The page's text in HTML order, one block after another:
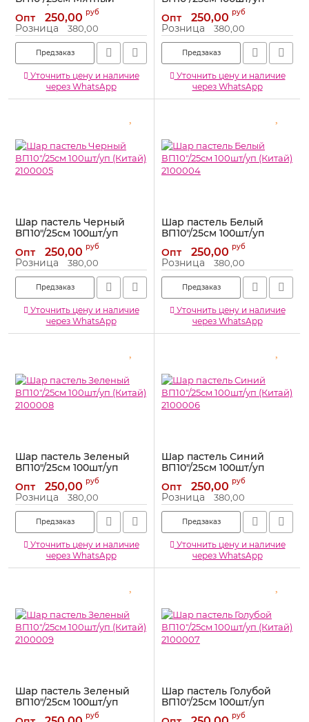
100шт/уп (Китай) 2100015
Артикул: 2100015
Опт 250,00 руб
Розница 380,00
Предзаказ
Уточнить цену и наличие
через WhatsApp
(Китай) 2100016
Артикул: 2100016
Опт 250,00 руб
Розница 380,00
Предзаказ
Уточнить цену и наличие
через WhatsApp
Шар пастель Черный
ВП10"/25см 100шт/уп
(Китай) 2100005
Артикул: 2100005
Опт 250,00 руб
Розница 380,00
Предзаказ
Уточнить цену и наличие
через WhatsApp
Шар пастель Белый
ВП10"/25см 100шт/уп
(Китай) 2100004
Артикул: 2100004
Опт 250,00 руб
Розница 380,00
Предзаказ
Уточнить цену и наличие
через WhatsApp
Шар пастель Зеленый
ВП10"/25см 100шт/уп
(Китай) 2100008
Артикул: 2100008
Опт 250,00 руб
Розница 380,00
Предзаказ
Уточнить цену и наличие
через WhatsApp
Шар пастель Синий
ВП10"/25см 100шт/уп
(Китай) 2100006
Артикул: 2100006
Опт 250,00 руб
Розница 380,00
Предзаказ
Уточнить цену и наличие
через WhatsApp
Шар пастель Зеленый
ВП10"/25см 100шт/уп
(Китай) 2100009
руб
Шар пастель Голубой
ВП10"/25см 100шт/уп
(Китай) 2100007
руб